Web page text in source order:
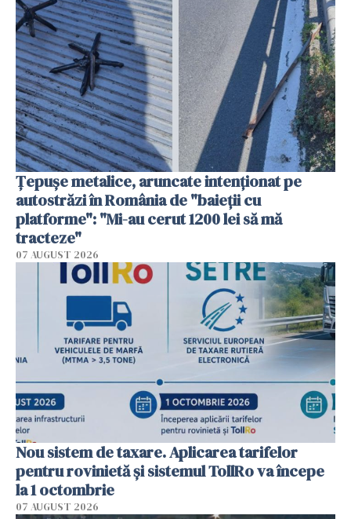
Țepușe metalice, aruncate intenționat pe
autostrăzi în România de "baieții cu
platforme": "Mi-au cerut 1200 lei să mă
tracteze"
07 AUGUST 2026
Nou sistem de taxare. Aplicarea tarifelor
pentru rovinietă şi sistemul TollRo va începe
la 1 octombrie
07 AUGUST 2026